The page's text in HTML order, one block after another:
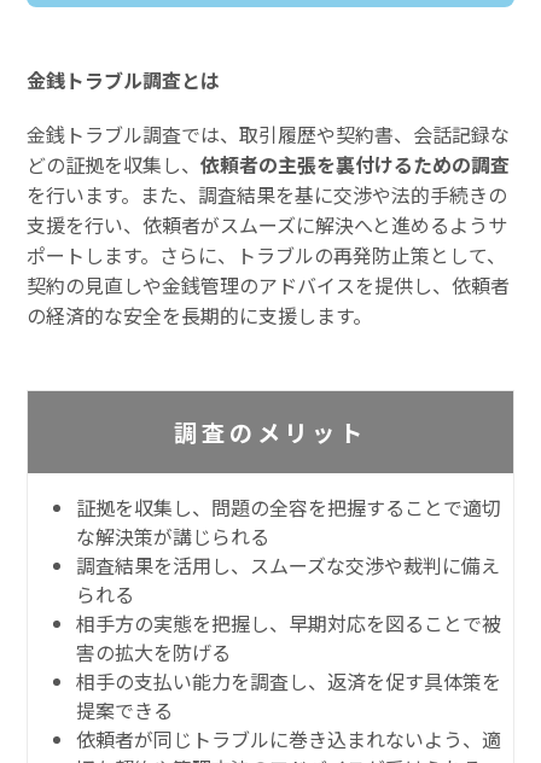
金銭トラブル調査とは
金銭トラブル調査では、取引履歴や契約書、会話記録な
どの証拠を収集し、依頼者の主張を裏付けるための調査
を行います。また、調査結果を基に交渉や法的手続きの
支援を行い、依頼者がスムーズに解決へと進めるようサ
ポートします。さらに、トラブルの再発防止策として、
契約の見直しや金銭管理のアドバイスを提供し、依頼者
の経済的な安全を長期的に支援します。
調査のメリット
証拠を収集し、問題の全容を把握することで適切
な解決策が講じられる
調査結果を活用し、スムーズな交渉や裁判に備え
られる
相手方の実態を把握し、早期対応を図ることで被
害の拡大を防げる
相手の支払い能力を調査し、返済を促す具体策を
提案できる
依頼者が同じトラブルに巻き込まれないよう、適